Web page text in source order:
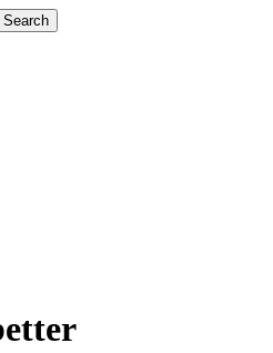
Search